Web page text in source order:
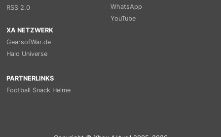
RSS 2.0
WhatsApp
YouTube
XA NETZWERK
GearsofWar.de
Halo Universe
PARTNERLINKS
Football Snack Helme